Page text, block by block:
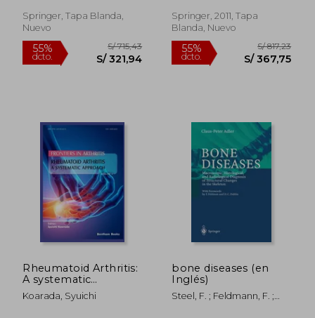
Springer, Tapa Blanda,
Nuevo
Springer, 2011, Tapa
Blanda, Nuevo
Rheumatoid Arthritis:
A systematic
approach (en Inglés)
Koarada, Syuichi
bone diseases (en
Inglés)
Steel, F. ; Feldmann, F. ;